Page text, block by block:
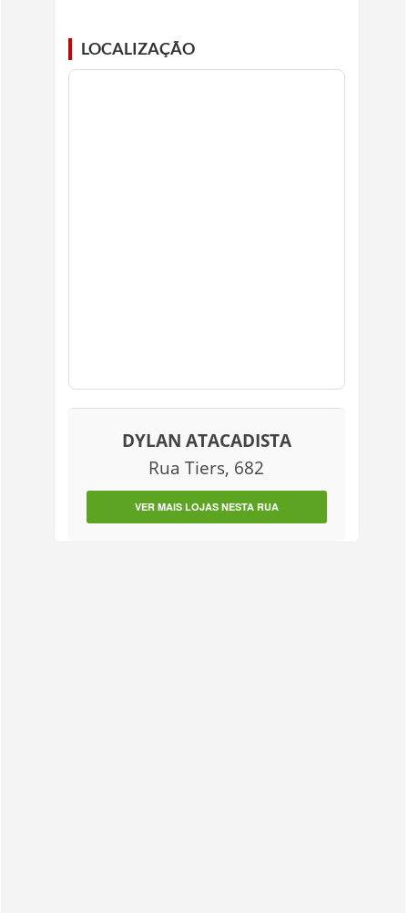
LOCALIZAÇÃO
DYLAN ATACADISTA
Rua Tiers, 682
VER MAIS LOJAS NESTA RUA